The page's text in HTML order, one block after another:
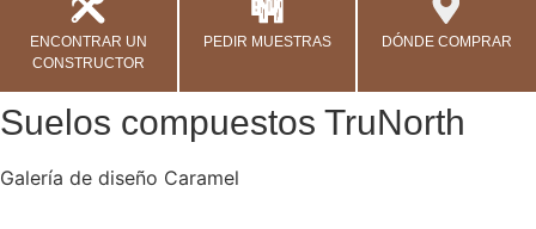
ENCONTRAR UN
CONSTRUCTOR
PEDIR MUESTRAS DÓNDE COMPRAR
Suelos compuestos TruNorth
Galería de diseño Caramel